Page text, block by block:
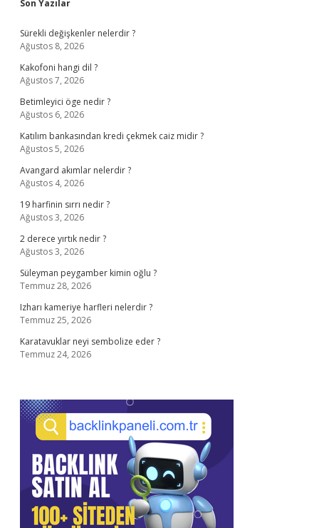
Sidebar
Son Yazılar
Sürekli değişkenler nelerdir ?
Ağustos 8, 2026
Kakofoni hangi dil ?
Ağustos 7, 2026
Betimleyici öge nedir ?
Ağustos 6, 2026
Katılım bankasından kredi çekmek caiz midir ?
Ağustos 5, 2026
Avangard akımlar nelerdir ?
Ağustos 4, 2026
19 harfinin sırrı nedir ?
Ağustos 3, 2026
2 derece yırtık nedir ?
Ağustos 3, 2026
Süleyman peygamber kimin oğlu ?
Temmuz 28, 2026
Izharı kameriye harfleri nelerdir ?
Temmuz 25, 2026
Karatavuklar neyi sembolize eder ?
Temmuz 24, 2026